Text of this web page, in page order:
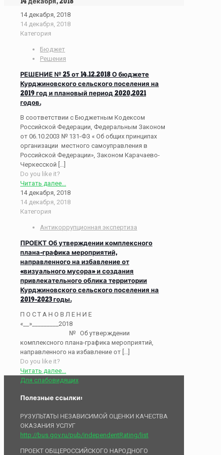
14 декабря, 2018
14 декабря, 2018
Категория
Бюджет
Решения
РЕШЕНИЕ № 25 от 14.12.2018 О бюджете
Курджиновского сельского поселения на
2019 год и плановый период 2020,2021
годов.
В соответствии с Бюджетным Кодексом
Российской Федерации, Федеральным Законом
от 06.10.2003 № 131-ФЗ « Об общих принципах
организации местного самоуправления в
Российской Федерации», Законом Карачаево-
Черкесской […]
Do you like it?
Читать далее...
14 декабря, 2018
14 декабря, 2018
Категория
Антикоррупционная экспертиза
ПРОЕКТ Об утверждении комплексного
плана-графика мероприятий,
направленного на избавление от
«визуального мусора» и создания
привлекательного облика территории
Курджиновского сельского поселения на
2019-2023 годы.
П О С Т А Н О В Л Е Н И Е
«__»_________2018
№ Об утверждении
комплексного плана-графика мероприятий,
направленного на избавление от
Do you like it?
Читать далее...
Для слабовидящих
Полезные ссылки:
РУЗУЛЬТАТЫ НЕЗАВИСИМОЙ ОЦЕНКИ КАЧЕСТВА
ОКАЗАНИЯ УСЛУГ
http://bus.gov.ru/pub/independentRating/list
ПРОЕКТ ОБЩЕРОССИЙСКОГО НАРОДНОГО